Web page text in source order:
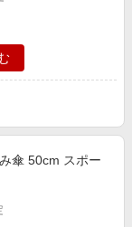
傘 50cm スポー